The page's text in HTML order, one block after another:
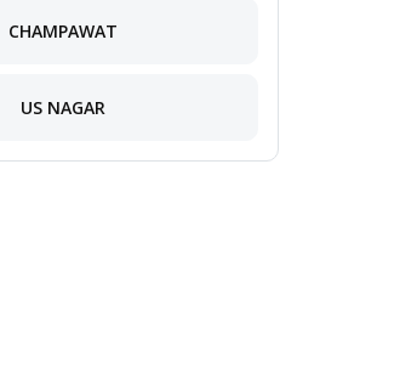
CHAMPAWAT
US NAGAR